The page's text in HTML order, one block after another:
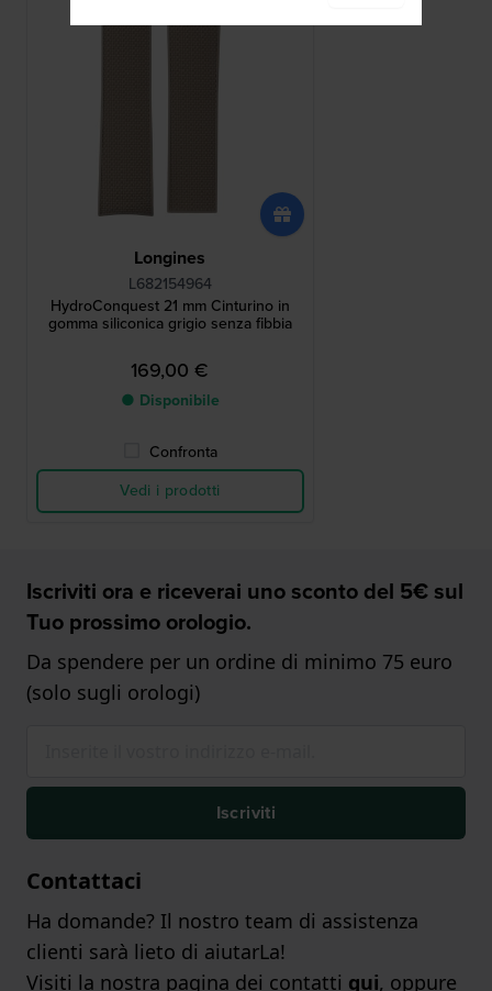
Longines
L682154964
HydroConquest 21 mm Cinturino in
gomma siliconica grigio senza fibbia
169,00 €
● Disponibile
Confronta
Vedi i prodotti
Iscriviti ora e riceverai uno sconto del 5€ sul
Tuo prossimo orologio.
Da spendere per un ordine di minimo 75 euro
(solo sugli orologi)
Iscriviti
Contattaci
Ha domande? Il nostro team di assistenza
clienti sarà lieto di aiutarLa!
Visiti la nostra pagina dei contatti qui, oppure